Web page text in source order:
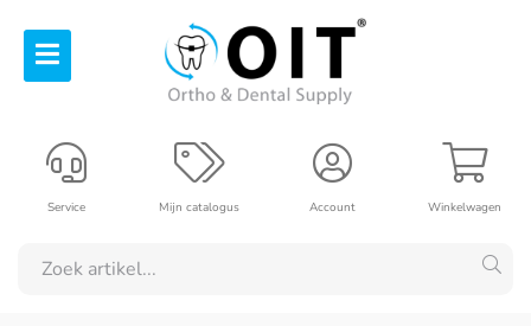
Winkelwagen
Account
Mijn catalogus
Service